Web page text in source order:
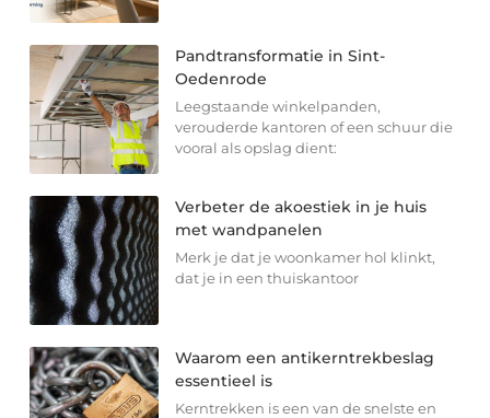
Pandtransformatie in Sint-
Oedenrode
Leegstaande winkelpanden,
verouderde kantoren of een schuur die
vooral als opslag dient:
Verbeter de akoestiek in je huis
met wandpanelen
Merk je dat je woonkamer hol klinkt,
dat je in een thuiskantoor
Waarom een antikerntrekbeslag
essentieel is
Kerntrekken is een van de snelste en